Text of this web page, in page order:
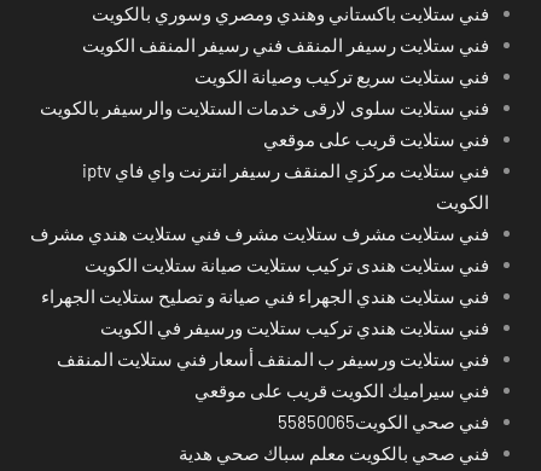
فني ستلايت باكستاني وهندي ومصري وسوري بالكويت
فني ستلايت رسيفر المنقف فني رسيفر المنقف الكويت
فني ستلايت سريع تركيب وصيانة الكويت
فني ستلايت سلوى لارقى خدمات الستلايت والرسيفر بالكويت
فني ستلايت قريب على موقعي
فني ستلايت مركزي المنقف رسيفر انترنت واي فاي iptv
الكويت
فني ستلايت مشرف ستلايت مشرف فني ستلايت هندي مشرف
فني ستلايت هندى تركيب ستلايت صيانة ستلايت الكويت
فني ستلايت هندي الجهراء فني صيانة و تصليح ستلايت الجهراء
فني ستلايت هندي تركيب ستلايت ورسيفر في الكويت
فني ستلايت ورسيفر ب المنقف أسعار فني ستلايت المنقف
فني سيراميك الكويت قريب على موقعي
فني صحي الكويت55850065
فني صحي بالكويت معلم سباك صحي هدية